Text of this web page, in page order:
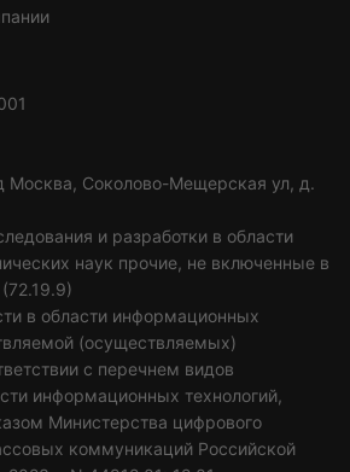
Москва, Соколово-Мещерская ул, д.
и разработки в области
наук прочие, не включенные в
в области информационных
(осуществляемых)
с перечнем видов
информационных технологий,
Министерства цифрового
коммуникаций Российской